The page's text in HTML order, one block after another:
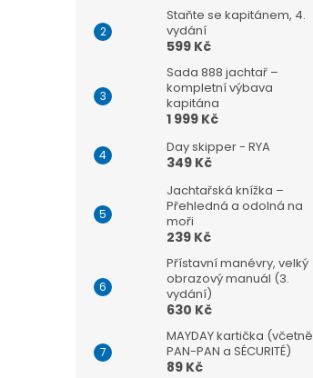
Staňte se kapitánem, 4.
vydání
599 Kč
Sada 888 jachtař –
kompletní výbava
kapitána
1 999 Kč
Day skipper - RYA
349 Kč
Jachtařská knížka –
Přehledná a odolná na
moři
239 Kč
Přístavní manévry, velký
obrazový manuál (3.
vydání)
630 Kč
MAYDAY kartička (včetně
PAN-PAN a SÉCURITÉ)
89 Kč